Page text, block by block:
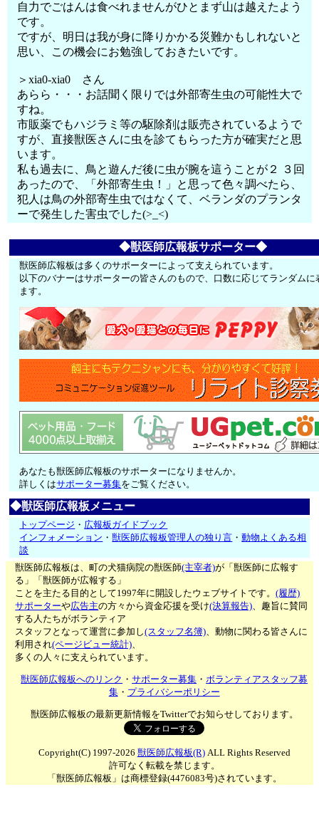
自力でごはんは食べれませんがひとまず山は越えたよう
です。
ですが、明日は我が身に降りかかる災難かもしれないと
思い、この機会にお勉強しておきたいです。
＞xia0-xia0 さん
あらら・・・お話聞く限りでは外部寄生虫の可能性大で
すね。
市販薬でもハジラミ等の駆除剤は販売されているようで
すが、直接獣医さんに虫を診てもらった方が確実だと思
います。
私も過去に、鳥と遊んだ後に虫が腕を這うことが２ ３回
あったので、「外部寄生虫！」と思って色々調べたら、
犯人は鳥の外部寄生虫ではなくて、ベランダのプランタ
ーで発生した害虫でした(>_<)
◆獣医師広報板サポーター◆
獣医師広報板は多くのサポーターによって支えられています。
以下のバナーはサポーターの皆さんのもので、口数に応じてランダムに
ます。
あなたも獣医師広報板のサポーターになりませんか。
詳しくはサポーター募集をご覧ください。
◆獣医師広報板メニュー
トップページ ・ 広報板ガイドブック
インフォメーション ・獣医師広報板管理人の独り言 ・動物よくある相
談
獣医師広報板は、町の犬猫病院の獣医師(主宰者)が「獣医師に広報す
る」「獣医師が広報する」
ことを主たる目的として1997年に開設したウェブサイトです。(履歴)
サポーターや広告主の方々から資金応援を受け(決算報告)、趣旨に賛同
する人たちがボランティア
スタッフとなって運営に参加し(スタッフ名簿)、動物に関わる皆さんに
利用され(ページビュー統計)、
多くの人々に支えられています。
獣医師広報板へのリンク ・サポーター募集 ・ボランティアスタッフ募
集・ プライバシーポリシー
獣医師広報板の最新更新情報をTwitterでお知らせしております。
Copyright(C) 1997-2026 獣医師広報板(R)ALL Rights Reserved
許可なく転載を禁じます。
「獣医師広報板」は商標登録(4476083号)されています。